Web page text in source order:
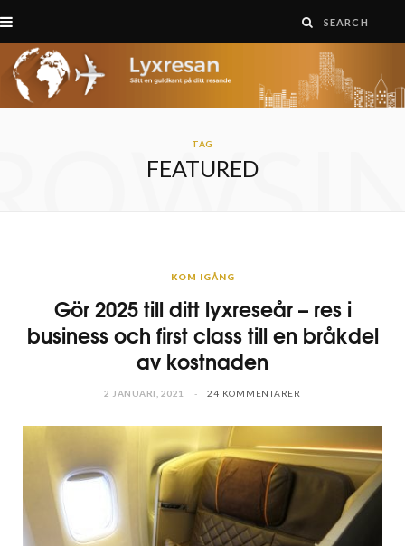
TAG
FEATURED
KOM IGÅNG
Gör 2025 till ditt lyxreseår – res i
business och first class till en bråkdel
av kostnaden
2 JANUARI, 2021 24 KOMMENTARER